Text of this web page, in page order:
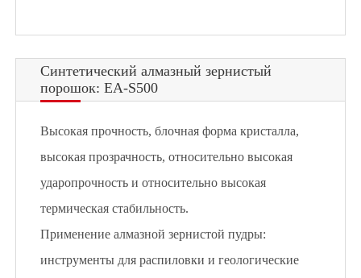
Синтетический алмазный зернистый
порошок: EA-S500
Высокая прочность, блочная форма кристалла,
высокая прозрачность, относительно высокая
ударопрочность и относительно высокая
термическая стабильность.
Применение алмазной зернистой пудры:
инструменты для распиловки и геологические